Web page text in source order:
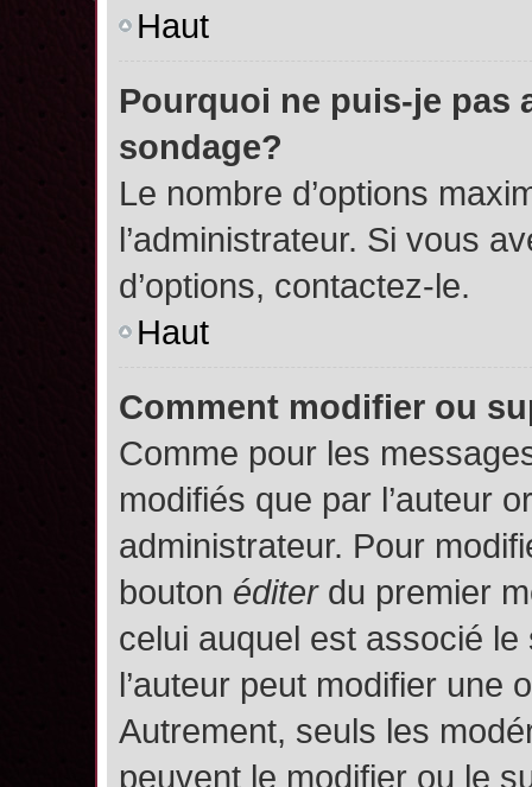
Haut
Pourquoi ne puis-je pas
sondage?
Le nombre d’options
l’administrateur. Si vous
d’options, contactez-le.
Haut
Comment modifier ou
Comme pour les
modifiés que par l’auteur
administrateur. Pour
bouton éditerdu premier
celui auquel est associé le
l’auteur peut modifier une
Autrement, seuls les
peuvent le modifier ou le